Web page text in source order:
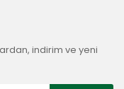
indirim ve yeni